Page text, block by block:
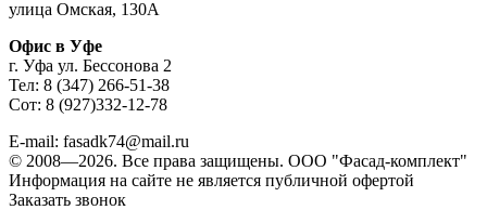
улица Омская, 130А
Офис в Уфе
г. Уфа ул. Бессонова 2
Тел: 8 (347) 266-51-38
Сот: 8 (927)332-12-78
E-mail: fasadk74@mail.ru
© 2008—2026. Все права защищены. ООО "Фасад-комплект"
Информация на сайте не является публичной офертой
Заказать звонок